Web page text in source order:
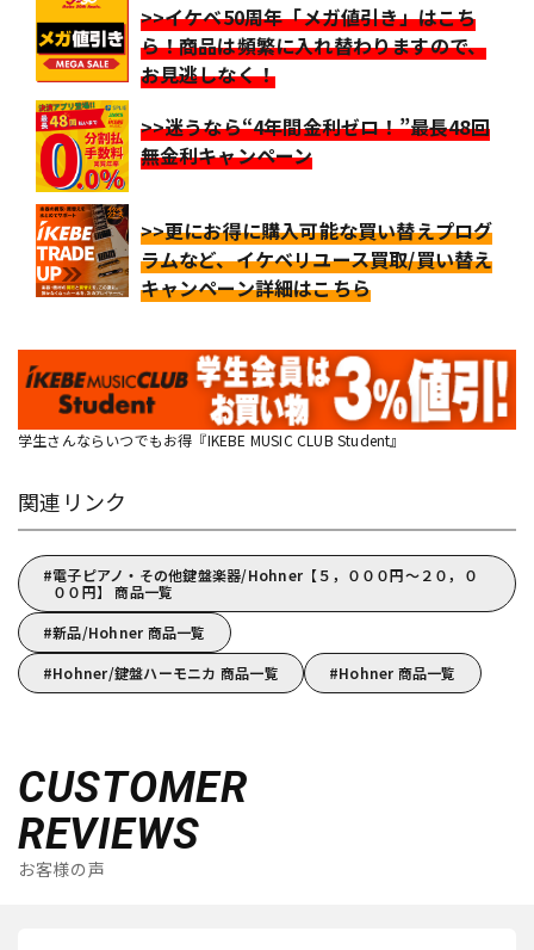
>>イケベ50周年「メガ値引き」はこち
ら！商品は頻繁に入れ替わりますので、
お見逃しなく！
>>迷うなら“4年間金利ゼロ！”最長48回
無金利キャンペーン
>>更にお得に購入可能な買い替えプログ
ラムなど、イケベリユース買取/買い替え
キャンペーン詳細はこちら
学生さんならいつでもお得『IKEBE MUSIC CLUB Student』
関連リンク
電子ピアノ・その他鍵盤楽器/Hohner【５，０００円～２０，０
００円】 商品一覧
新品/Hohner 商品一覧
Hohner/鍵盤ハーモニカ 商品一覧
Hohner 商品一覧
CUSTOMER
REVIEWS
お客様の声